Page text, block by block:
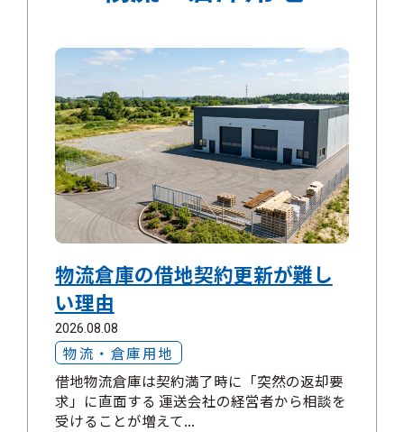
物流倉庫の借地契約更新が難し
い理由
2026.08.08
物流・倉庫用地
借地物流倉庫は契約満了時に「突然の返却要
求」に直面する 運送会社の経営者から相談を
受けることが増えて...